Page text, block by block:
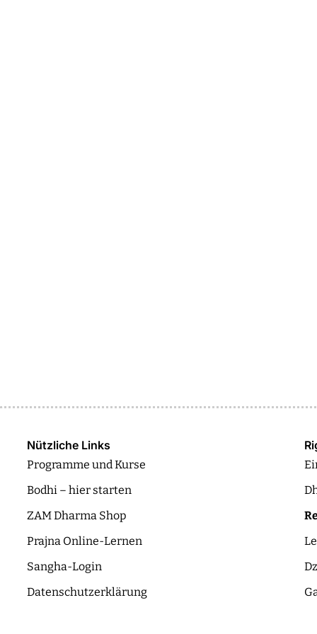
Nützliche Links
Programme und Kurse
Bodhi – hier starten
ZAM Dharma Shop
Prajna Online-Lernen
Sangha-Login
Datenschutzerklärung